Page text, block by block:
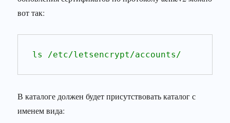
вот так:
ls /etc/letsencrypt/accounts/
В каталоге должен будет присутствовать каталог с
именем вида: